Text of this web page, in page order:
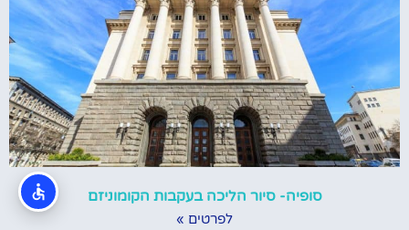
סופיה- סיור הליכה בעקבות הקומוניזם
לפרטים »